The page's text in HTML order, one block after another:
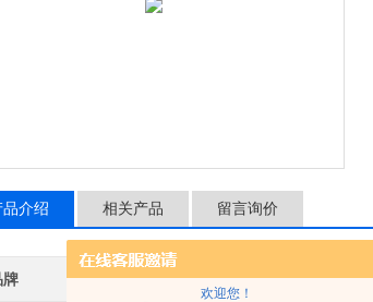
欢迎您！
品介绍 相关产品 留言询价
牌 其他品牌